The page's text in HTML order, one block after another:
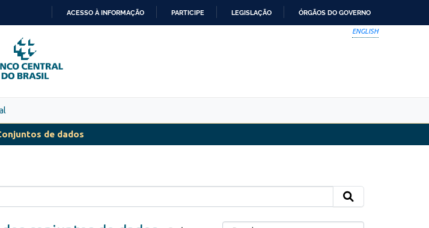
PARA
O
CONTEÚDO
ACESSO À INFORMAÇÃO PARTICIPE LEGISLAÇÃO ÓRGÃOS DO GOVERNO
ENGLISH
de dados